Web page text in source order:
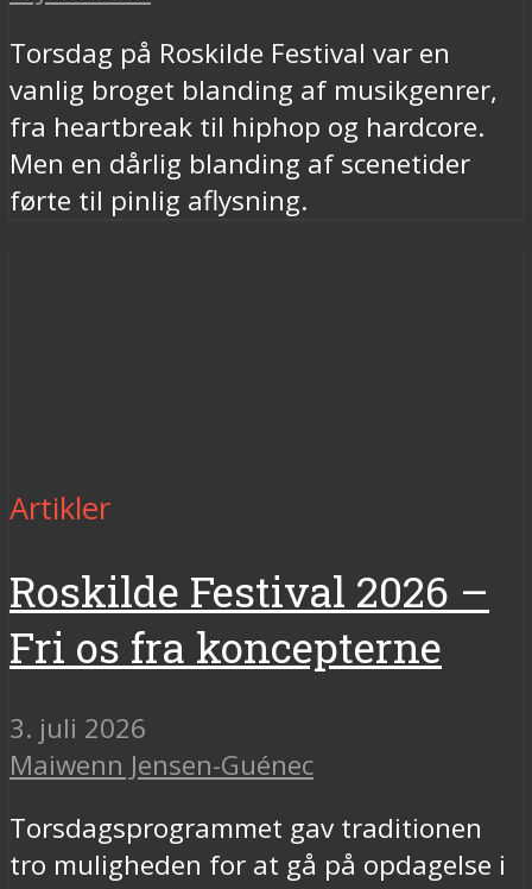
Torsdag på Roskilde Festival var en
vanlig broget blanding af musikgenrer,
fra heartbreak til hiphop og hardcore.
Men en dårlig blanding af scenetider
førte til pinlig aflysning.
Artikler
Roskilde Festival 2026 –
Fri os fra koncepterne
3. juli 2026
Maiwenn Jensen-Guénec
Torsdagsprogrammet gav traditionen
tro muligheden for at gå på opdagelse i